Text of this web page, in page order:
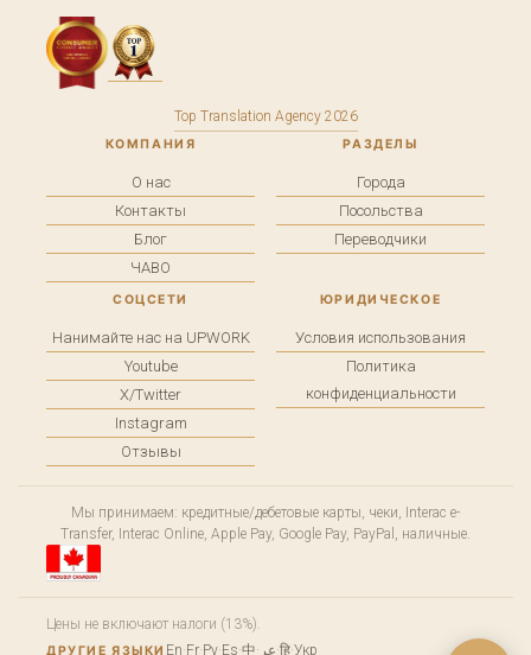
Top Translation Agency 2026
КОМПАНИЯ
О нас
Контакты
Блог
ЧАВО
РАЗДЕЛЫ
Города
Посольства
Переводчики
СОЦСЕТИ
Нанимайте нас на UPWORK
Youtube
X/Twitter
Instagram
Отзывы
ЮРИДИЧЕСКОЕ
Условия использования
Политика
конфиденциальности
Мы принимаем: кредитные/дебетовые карты, чеки, Interac e-
Transfer, Interac Online, Apple Pay, Google Pay, PayPal, наличные.
Цены не включают налоги (13%).
ДРУГИЕ ЯЗЫКИ En·Fr·Ру·Es·中· عر·हि·Укр